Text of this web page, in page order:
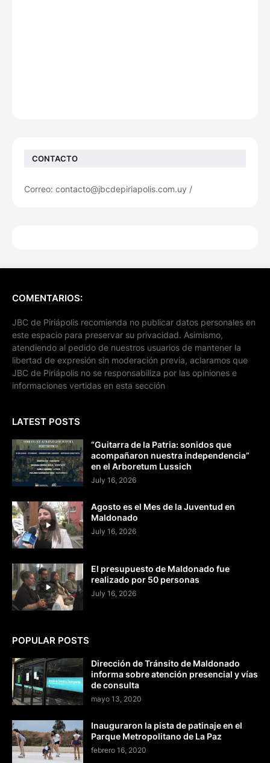
CONTACTO
Correo: contacto@jbcdepiriapolis.com.uy /
COMENTARIOS:
JBC de Piriápolis recomienda no publicar datos personales en
este espacio para preservar su privacidad. Asimismo,
atendiendo al pedido de nuestros usuarios de mantener la
libertad de expresión sin moderación previa, aclaramos que
JBC de Piriápolis no se responsabiliza por las opiniones e
informaciones vertidas en esta sección
LATEST POSTS
“Guitarra de la Patria: sonidos que
acompañaron nuestra independencia”
en el Arboretum Lussich
July 16, 2026
Agosto es el Mes de la Juventud en
Maldonado
July 16, 2026
El presupuesto de Maldonado fue
realizado por 50 personas
July 16, 2026
POPULAR POSTS
Dirección de Tránsito de Maldonado
informa sobre atención presencial y vías
de consulta
mayo 13, 2020
Inauguraron la pista de patinaje en el
Parque Metropolitano de La Paz
febrero 16, 2020